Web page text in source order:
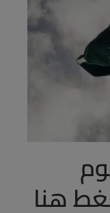
في الأسبوع
أن نعلن أن
الأسبوع
مع غرفة